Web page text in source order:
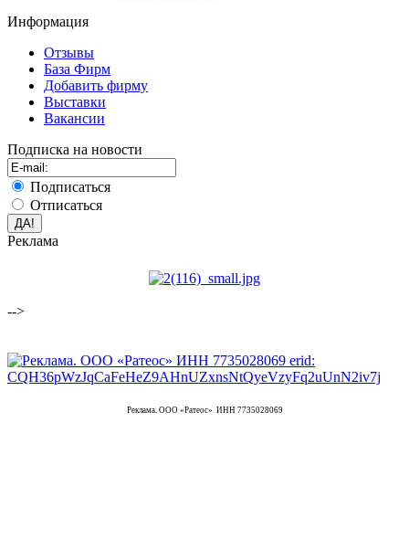
Информация
Отзывы
База Фирм
Добавить фирму
Выставки
Вакансии
Подписка на новости
Подписаться
Отписаться
Реклама
-->
Реклама. ООО «Ратеос» ИНН 7735028069